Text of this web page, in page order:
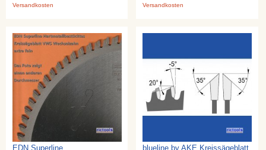
Versandkosten Versandkosten
EDN Superline blueline by AKE Kreissägeblatt